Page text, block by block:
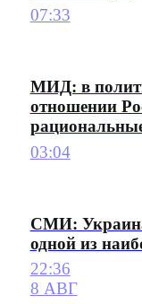
07:33
МИД: в
отношении
03:04
СМИ:
одной из
22:36
8 АВГ